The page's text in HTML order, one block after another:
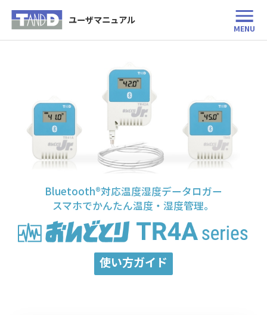
ユーザマニュアル
MENU
Bluetooth®対応温度湿度データロガー
スマホでかんたん温度・湿度管理。
使い方ガイド